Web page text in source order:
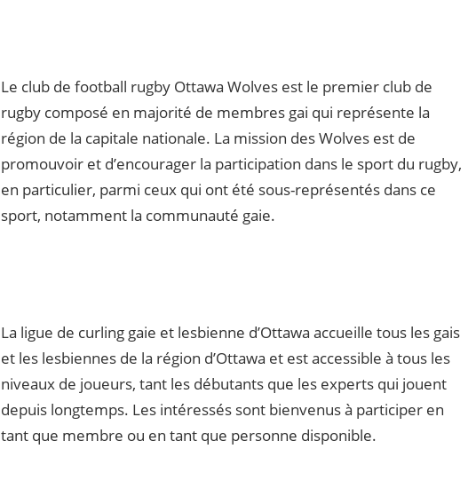
Le club de football rugby Ottawa Wolves est le premier club de
rugby composé en majorité de membres gai qui représente la
région de la capitale nationale. La mission des Wolves est de
promouvoir et d’encourager la participation dans le sport du rugby,
en particulier, parmi ceux qui ont été sous-représentés dans ce
sport, notamment la communauté gaie.
La ligue de curling gaie et lesbienne d’Ottawa accueille tous les gais
et les lesbiennes de la région d’Ottawa et est accessible à tous les
niveaux de joueurs, tant les débutants que les experts qui jouent
depuis longtemps. Les intéressés sont bienvenus à participer en
tant que membre ou en tant que personne disponible.